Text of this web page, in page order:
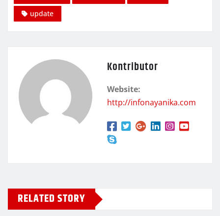
update
Kontributor
Website:
http://infonayanika.com
RELATED STORY